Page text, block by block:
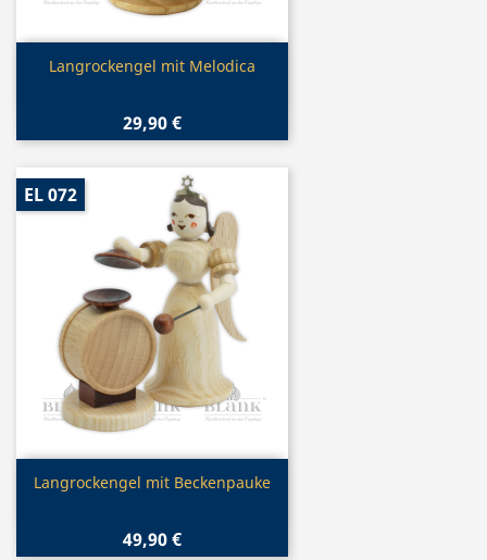
Vorschau
Langrockengel mit Melodica
29,90 €
Vorschau
Langrockengel mit Beckenpauke
49,90 €
EL 072